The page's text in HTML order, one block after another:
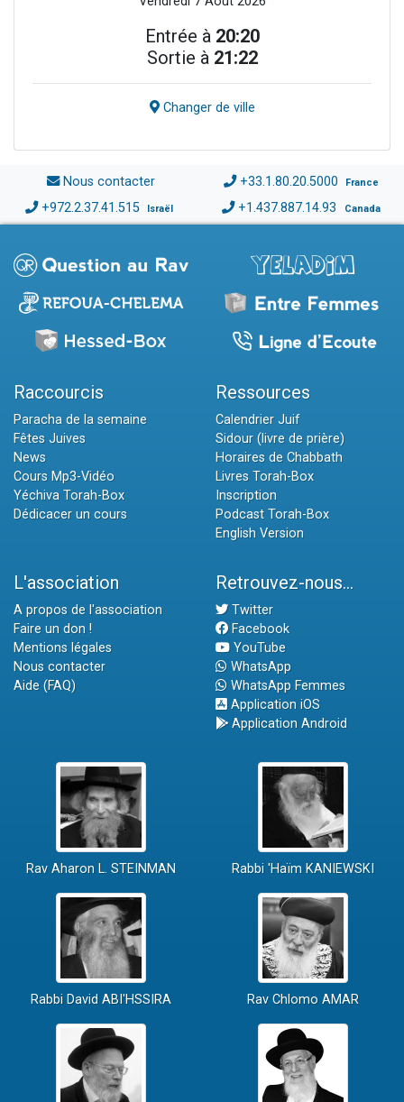
Entrée à 20:20
Sortie à 21:22
Changer de ville
Nous contacter +33.1.80.20.5000 France
+972.2.37.41.515 Israël +1.437.887.14.93 Canada
Raccourcis
Paracha de la semaine
Fêtes Juives
News
Cours Mp3-Vidéo
Yéchiva Torah-Box
Dédicacer un cours
Ressources
Calendrier Juif
Sidour (livre de prière)
Horaires de Chabbath
Livres Torah-Box
Inscription
Podcast Torah-Box
English Version
L'association
A propos de l'association
Faire un don !
Mentions légales
Nous contacter
Aide (FAQ)
Retrouvez-nous...
Twitter
Facebook
YouTube
WhatsApp
WhatsApp Femmes
Application iOS
Application Android
Rav Aharon L. STEINMAN Rabbi 'Haïm KANIEWSKI
Rabbi David ABI'HSSIRA Rav Chlomo AMAR